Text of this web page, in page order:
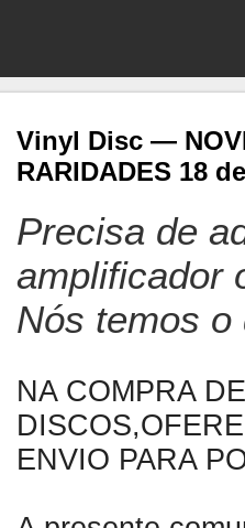
Vinyl Disc —
RARIDADES 18
Precisa de
amplificador
Nós temos o
NA COMPRA
ENVIO PARA